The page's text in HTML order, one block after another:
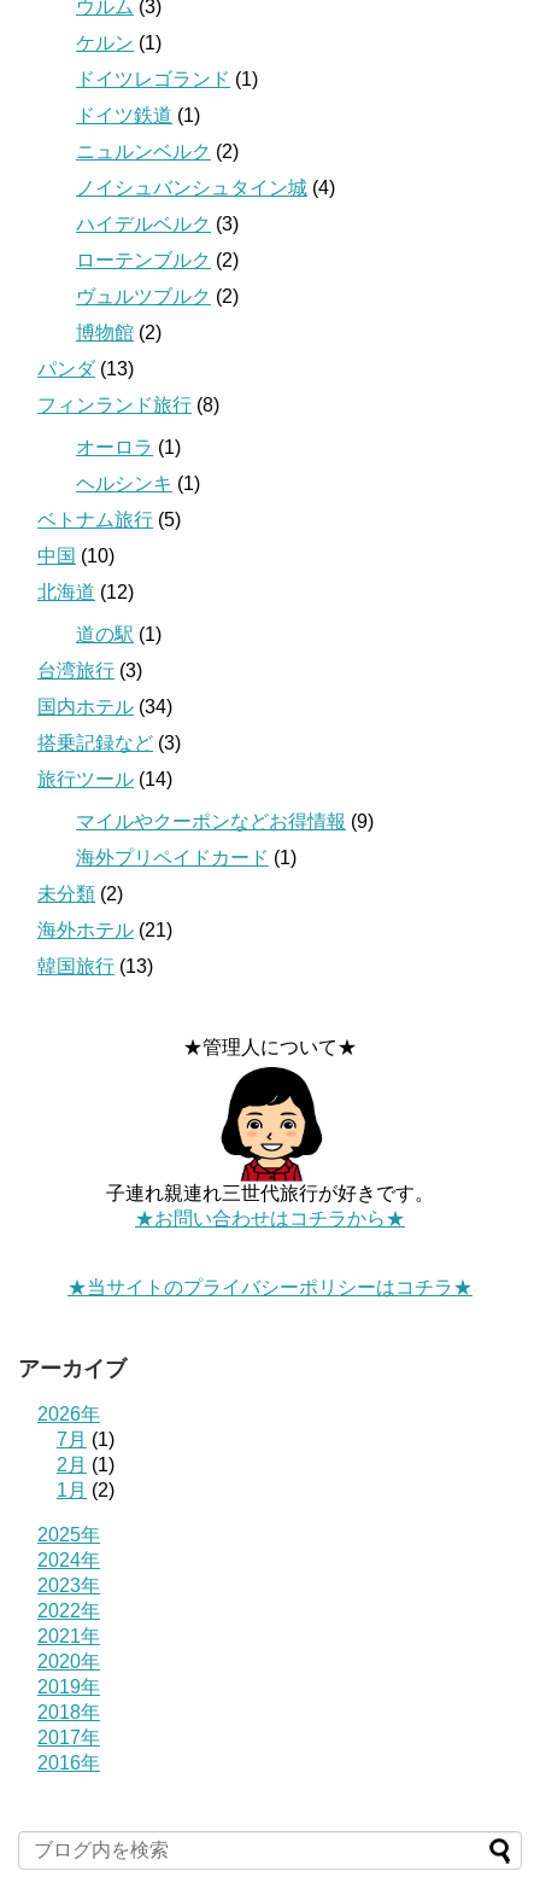
ウルム (3)
ケルン (1)
ドイツレゴランド (1)
ドイツ鉄道 (1)
ニュルンベルク (2)
ノイシュバンシュタイン城 (4)
ハイデルベルク (3)
ローテンブルク (2)
ヴュルツブルク (2)
博物館 (2)
パンダ(13)
フィンランド旅行 (8)
オーロラ (1)
ヘルシンキ (1)
ベトナム旅行 (5)
中国 (10)
北海道 (12)
道の駅 (1)
台湾旅行 (3)
国内ホテル (34)
搭乗記録など (3)
旅行ツール (14)
マイルやクーポンなどお得情報 (9)
海外プリペイドカード (1)
未分類 (2)
海外ホテル (21)
韓国旅行 (13)
★管理人について★
子連れ親連れ三世代旅行が好きです。
★お問い合わせはコチラから★
★当サイトのプライバシーポリシーはコチラ★
アーカイブ
2026年
7月 (1)
2月 (1)
1月 (2)
2025年
2024年
2023年
2022年
2021年
2020年
2019年
2018年
2017年
2016年